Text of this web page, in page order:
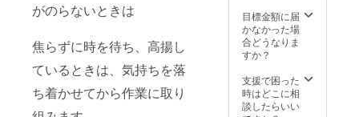
がのらないときは
焦らずに時を待ち、高揚し
ているときは、気持ちを落
ち着かせてから作業に取り
みに
目標金額に届
かなかった場
合どうなりま
すか？
支援で困った
時はどこに相
談したらいい